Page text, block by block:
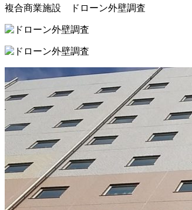
複合商業施設 ドローン外壁調査